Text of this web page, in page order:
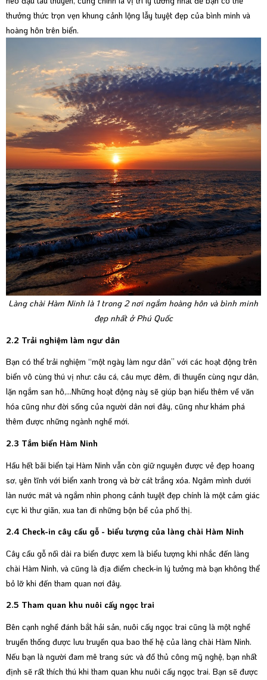
thưởng thức trọn vẹn khung cảnh lộng lẫy tuyệt đẹp của bình minh và
hoàng hôn trên biển.
Làng chài Hàm Ninh là 1 trong 2 nơi ngắm hoàng hôn và bình minh
đẹp nhất ở Phú Quốc
2.2 Trải nghiệm làm ngư dân
Bạn có thể trải nghiệm “một ngày làm ngư dân” với các hoạt động trên
biển vô cùng thú vị như: câu cá, câu mực đêm, đi thuyền cùng ngư dân,
lặn ngắm san hô,...Những hoạt động này sẽ giúp bạn hiểu thêm về văn
hóa cũng như đời sống của người dân nơi đây, cũng như khám phá
thêm được những ngành nghề mới.
2.3 Tắm biển Hàm Ninh
Hầu hết bãi biển tại Hàm Ninh vẫn còn giữ nguyên được vẻ đẹp hoang
sơ, yên tĩnh với biển xanh trong và bờ cát trắng xóa. Ngâm mình dưới
làn nước mát và ngắm nhìn phong cảnh tuyệt đẹp chính là một cảm giác
cực kì thư giãn, xua tan đi những bộn bề của phố thị.
2.4 Check-in cây cầu gỗ - biểu tượng của làng chài Hàm Ninh
Cây cầu gỗ nối dài ra biển được xem là biểu tượng khi nhắc đến làng
chài Hàm Ninh, và cũng là địa điểm check-in lý tưởng mà bạn không thể
bỏ lỡ khi đến tham quan nơi đây.
2.5 Tham quan khu nuôi cấy ngọc trai
Bên cạnh nghề đánh bắt hải sản, nuôi cấy ngọc trai cũng là một nghề
truyền thống được lưu truyền qua bao thế hệ của làng chài Hàm Ninh.
Nếu bạn là người đam mê trang sức và đồ thủ công mỹ nghệ, bạn nhất
định sẽ rất thích thú khi tham quan khu nuôi cấy ngọc trai. Bạn sẽ được